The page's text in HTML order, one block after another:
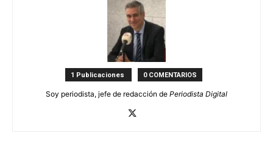
1 Publicaciones 0 COMENTARIOS
Soy periodista, jefe de redacción de Periodista Digital